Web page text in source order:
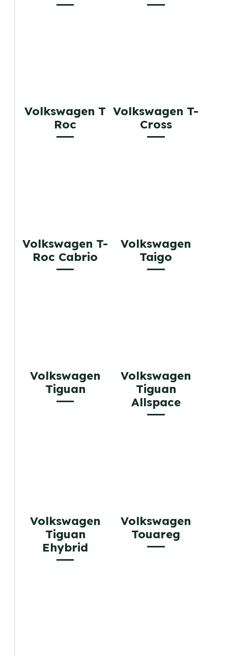
Volkswagen T
Roc
Volkswagen T-
Cross
Volkswagen T-
Roc Cabrio
Volkswagen
Taigo
Volkswagen
Tiguan
Volkswagen
Tiguan
Allspace
Volkswagen
Tiguan
Ehybrid
Volkswagen
Touareg